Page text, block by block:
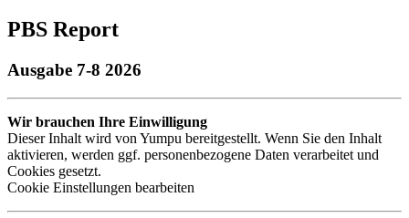
PBS Report
Ausgabe 7-8 2026
Wir brauchen Ihre Einwilligung
Dieser Inhalt wird von Yumpu bereitgestellt. Wenn Sie den Inhalt
aktivieren, werden ggf. personenbezogene Daten verarbeitet und
Cookies gesetzt.
Cookie Einstellungen bearbeiten